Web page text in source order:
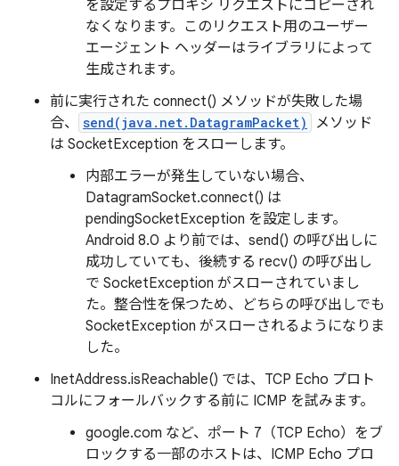
を設定するプロキシ リクエストにコピーされ
なくなります。このリクエスト用のユーザー
エージェント ヘッダーはライブラリによって
生成されます。
前に実行された connect() メソッドが失敗した場
合、
send(java.net.DatagramPacket)
メソッド
は SocketException をスローします。
内部エラーが発生していない場合、
DatagramSocket.connect() は
pendingSocketException を設定します。
Android 8.0 より前では、send() の呼び出しに
成功していても、後続する recv() の呼び出し
で SocketException がスローされていまし
た。整合性を保つため、どちらの呼び出しでも
SocketException がスローされるようになりま
した。
InetAddress.isReachable() では、TCP Echo プロト
コルにフォールバックする前に ICMP を試みます。
google.com など、ポート 7（TCP Echo）をブ
ロックする一部のホストは、ICMP Echo プロ